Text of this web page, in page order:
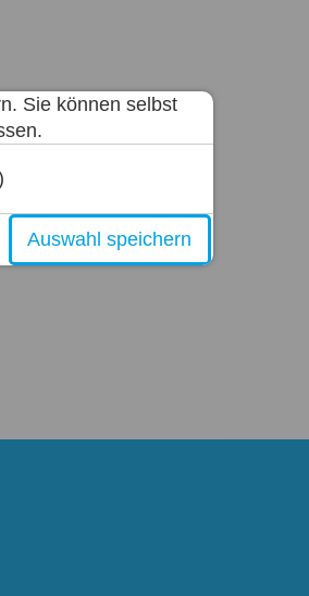
Sie können selbst
Auswahl speichern